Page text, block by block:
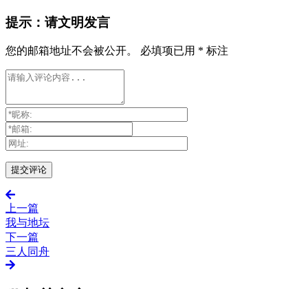
提示：请文明发言
您的邮箱地址不会被公开。 必填项已用 * 标注
上一篇
我与地坛
下一篇
三人同舟